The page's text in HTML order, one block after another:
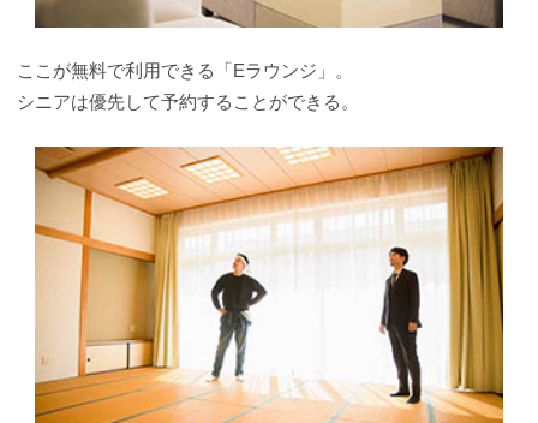
ここが無料で利用できる「Eラウンジ」。
シニアは優先して予約することができる。